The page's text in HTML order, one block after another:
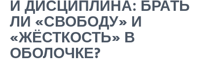
И ДИСЦИПЛИНА: БРАТЬ
ЛИ «СВОБОДУ» И
«ЖЁСТКОСТЬ» В
ОБОЛОЧКЕ?